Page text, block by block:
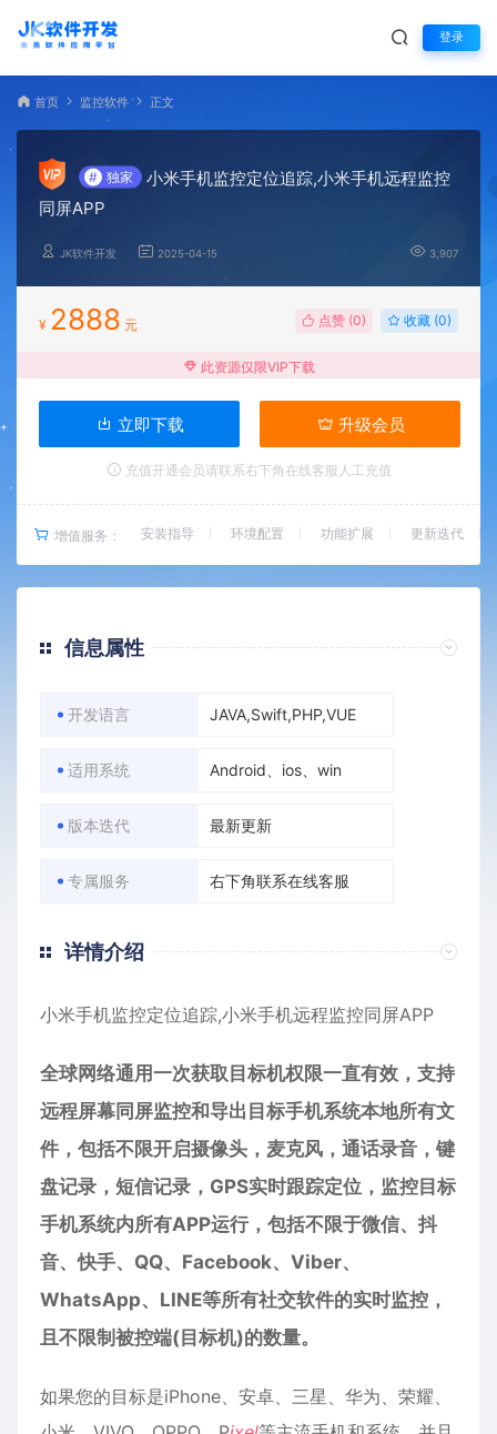
登录
首页 监控软件 正文
# 独家
小米手机监控定位追踪,小米手机远程监控
同屏APP
JK软件开发 2025-04-15 3,907
¥ 2888 元 点赞 (0) 收藏 (0)
此资源仅限VIP下载
立即下载 升级会员
充值开通会员请联系右下角在线客服人工充值
增值服务： 安装指导 环境配置 功能扩展 更新迭代
信息属性
开发语言 JAVA,Swift,PHP,VUE
适用系统 Android、ios、win
版本迭代 最新更新
专属服务 右下角联系在线客服
详情介绍
小米手机监控定位追踪,小米手机远程监控同屏APP
全球网络通用一次获取目标机权限一直有效，支持
远程屏幕同屏监控和导出目标手机系统本地所有文
件，包括不限开启摄像头，麦克风，通话录音，键
盘记录，短信记录，GPS实时跟踪定位，监控目标
手机系统内所有APP运行，包括不限于微信、抖
音、快手、QQ、Facebook、Viber、
WhatsApp、LINE等所有社交软件的实时监控，
且不限制被控端(目标机)的数量。
如果您的目标是iPhone、 安卓、三星、华为、荣耀、